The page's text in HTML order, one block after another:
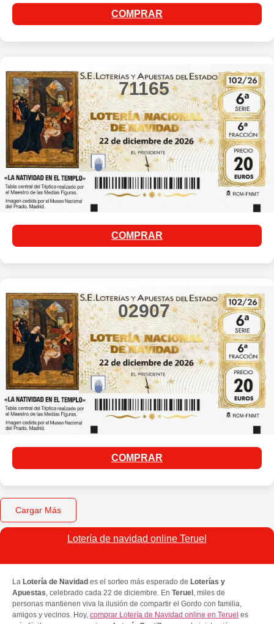
COMPRAR
71165
COMPRAR
02907
COMPRAR
Cargar Más
Lotería de navidad online Teruel
La Lotería de Navidad es el sorteo más esperado de Loterías y
Apuestas, celebrado cada 22 de diciembre. En Teruel , miles de
personas mantienen viva la ilusión de compartir el Gordo con familia,
amigos y vecinos. Hoy, comprar Lotería de Navidad online en Teruel es